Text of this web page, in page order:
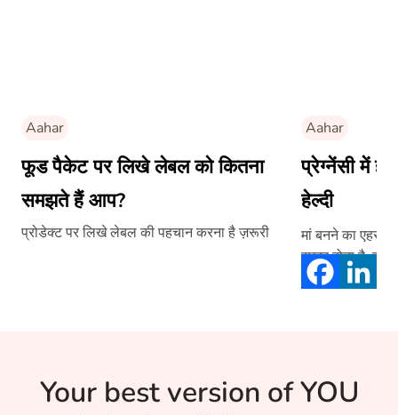
Aahar
फूड पैकेट पर लिखे लेबल को कितना
समझते हैं आप?
प्रोडेक्ट पर लिखे लेबल की पहचान करना है ज़रूरी
Aahar
प्रेग्नेंसी में
हेल्दी
मां बनने का
सुखद होता है,
Your best version of YOU